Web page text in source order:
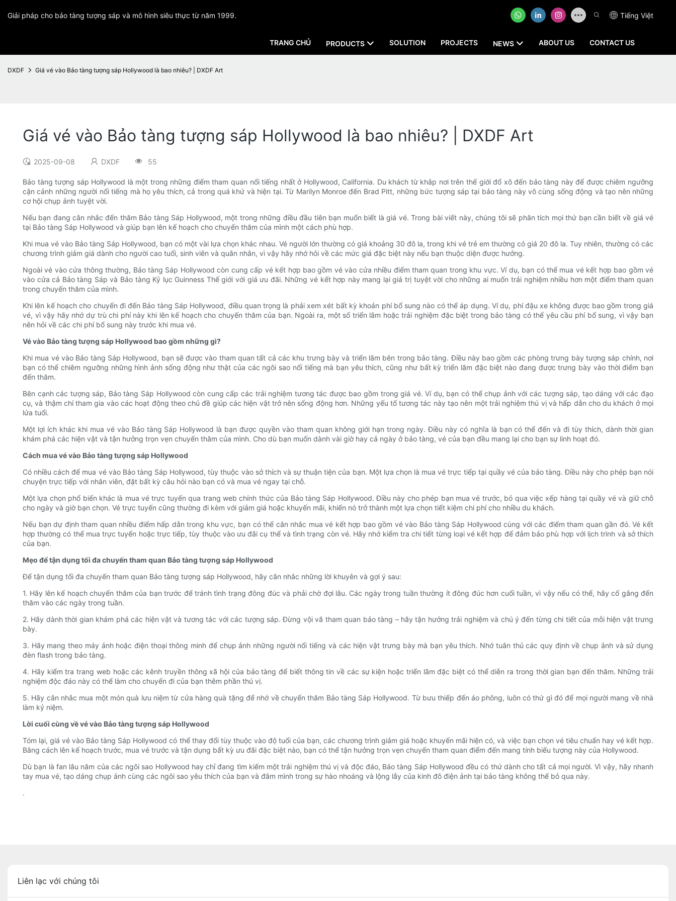
Giải pháp cho bảo tàng tượng sáp và mô hình siêu thực từ năm 1999. Tiếng Việt
TRANG CHỦ PRODUCTS SOLUTION PROJECTS NEWS ABOUT US CONTACT US
DXDF Giá vé vào Bảo tàng tượng sáp Hollywood là bao nhiêu? | DXDF Art
Giá vé vào Bảo tàng tượng sáp Hollywood là bao nhiêu? | DXDF Art
2025-09-08 DXDF 55
Bảo tàng tượng sáp Hollywood là một trong những điểm tham quan nổi tiếng nhất ở Hollywood, California. Du khách từ khắp nơi trên thế giới đổ xô đến bảo tàng này để được chiêm ngưỡng
cận cảnh những người nổi tiếng mà họ yêu thích, cả trong quá khứ và hiện tại. Từ Marilyn Monroe đến Brad Pitt, những bức tượng sáp tại bảo tàng này vô cùng sống động và tạo nên những
cơ hội chụp ảnh tuyệt vời.
Nếu bạn đang cân nhắc đến thăm Bảo tàng Sáp Hollywood, một trong những điều đầu tiên bạn muốn biết là giá vé. Trong bài viết này, chúng tôi sẽ phân tích mọi thứ bạn cần biết về giá vé
tại Bảo tàng Sáp Hollywood và giúp bạn lên kế hoạch cho chuyến thăm của mình một cách phù hợp.
Khi mua vé vào Bảo tàng Sáp Hollywood, bạn có một vài lựa chọn khác nhau. Vé người lớn thường có giá khoảng 30 đô la, trong khi vé trẻ em thường có giá 20 đô la. Tuy nhiên, thường có các
chương trình giảm giá dành cho người cao tuổi, sinh viên và quân nhân, vì vậy hãy nhớ hỏi về các mức giá đặc biệt này nếu bạn thuộc diện được hưởng.
Ngoài vé vào cửa thông thường, Bảo tàng Sáp Hollywood còn cung cấp vé kết hợp bao gồm vé vào cửa nhiều điểm tham quan trong khu vực. Ví dụ, bạn có thể mua vé kết hợp bao gồm vé
vào cửa cả Bảo tàng Sáp và Bảo tàng Kỷ lục Guinness Thế giới với giá ưu đãi. Những vé kết hợp này mang lại giá trị tuyệt vời cho những ai muốn trải nghiệm nhiều hơn một điểm tham quan
trong chuyến thăm của mình.
Khi lên kế hoạch cho chuyến đi đến Bảo tàng Sáp Hollywood, điều quan trọng là phải xem xét bất kỳ khoản phí bổ sung nào có thể áp dụng. Ví dụ, phí đậu xe không được bao gồm trong giá
vé, vì vậy hãy nhớ dự trù chi phí này khi lên kế hoạch cho chuyến thăm của bạn. Ngoài ra, một số triển lãm hoặc trải nghiệm đặc biệt trong bảo tàng có thể yêu cầu phí bổ sung, vì vậy bạn
nên hỏi về các chi phí bổ sung này trước khi mua vé.
Vé vào Bảo tàng tượng sáp Hollywood bao gồm những gì?
Khi mua vé vào Bảo tàng Sáp Hollywood, bạn sẽ được vào tham quan tất cả các khu trưng bày và triển lãm bên trong bảo tàng. Điều này bao gồm các phòng trưng bày tượng sáp chính, nơi
bạn có thể chiêm ngưỡng những hình ảnh sống động như thật của các ngôi sao nổi tiếng mà bạn yêu thích, cũng như bất kỳ triển lãm đặc biệt nào đang được trưng bày vào thời điểm bạn
đến thăm.
Bên cạnh các tượng sáp, Bảo tàng Sáp Hollywood còn cung cấp các trải nghiệm tương tác được bao gồm trong giá vé. Ví dụ, bạn có thể chụp ảnh với các tượng sáp, tạo dáng với các đạo
cụ, và thậm chí tham gia vào các hoạt động theo chủ đề giúp các hiện vật trở nên sống động hơn. Những yếu tố tương tác này tạo nên một trải nghiệm thú vị và hấp dẫn cho du khách ở mọi
lứa tuổi.
Một lợi ích khác khi mua vé vào Bảo tàng Sáp Hollywood là bạn được quyền vào tham quan không giới hạn trong ngày. Điều này có nghĩa là bạn có thể đến và đi tùy thích, dành thời gian
khám phá các hiện vật và tận hưởng trọn vẹn chuyến thăm của mình. Cho dù bạn muốn dành vài giờ hay cả ngày ở bảo tàng, vé của bạn đều mang lại cho bạn sự linh hoạt đó.
Cách mua vé vào Bảo tàng tượng sáp Hollywood
Có nhiều cách để mua vé vào Bảo tàng Sáp Hollywood, tùy thuộc vào sở thích và sự thuận tiện của bạn. Một lựa chọn là mua vé trực tiếp tại quầy vé của bảo tàng. Điều này cho phép bạn nói
chuyện trực tiếp với nhân viên, đặt bất kỳ câu hỏi nào bạn có và mua vé ngay tại chỗ.
Một lựa chọn phổ biến khác là mua vé trực tuyến qua trang web chính thức của Bảo tàng Sáp Hollywood. Điều này cho phép bạn mua vé trước, bỏ qua việc xếp hàng tại quầy vé và giữ chỗ
cho ngày và giờ bạn chọn. Vé trực tuyến cũng thường đi kèm với giảm giá hoặc khuyến mãi, khiến nó trở thành một lựa chọn tiết kiệm chi phí cho nhiều du khách.
Nếu bạn dự định tham quan nhiều điểm hấp dẫn trong khu vực, bạn có thể cân nhắc mua vé kết hợp bao gồm vé vào Bảo tàng Sáp Hollywood cùng với các điểm tham quan gần đó. Vé kết
hợp thường có thể mua trực tuyến hoặc trực tiếp, tùy thuộc vào ưu đãi cụ thể và tình trạng còn vé. Hãy nhớ kiểm tra chi tiết từng loại vé kết hợp để đảm bảo phù hợp với lịch trình và sở thích
của bạn.
Mẹo để tận dụng tối đa chuyến tham quan Bảo tàng tượng sáp Hollywood
Để tận dụng tối đa chuyến tham quan Bảo tàng tượng sáp Hollywood, hãy cân nhắc những lời khuyên và gợi ý sau:
1. Hãy lên kế hoạch chuyến thăm của bạn trước để tránh tình trạng đông đúc và phải chờ đợi lâu. Các ngày trong tuần thường ít đông đúc hơn cuối tuần, vì vậy nếu có thể, hãy cố gắng đến
thăm vào các ngày trong tuần.
2. Hãy dành thời gian khám phá các hiện vật và tương tác với các tượng sáp. Đừng vội vã tham quan bảo tàng – hãy tận hưởng trải nghiệm và chú ý đến từng chi tiết của mỗi hiện vật trưng
bày.
3. Hãy mang theo máy ảnh hoặc điện thoại thông minh để chụp ảnh những người nổi tiếng và các hiện vật trưng bày mà bạn yêu thích. Nhớ tuân thủ các quy định về chụp ảnh và sử dụng
đèn flash trong bảo tàng.
4. Hãy kiểm tra trang web hoặc các kênh truyền thông xã hội của bảo tàng để biết thông tin về các sự kiện hoặc triển lãm đặc biệt có thể diễn ra trong thời gian bạn đến thăm. Những trải
nghiệm độc đáo này có thể làm cho chuyến đi của bạn thêm phần thú vị.
5. Hãy cân nhắc mua một món quà lưu niệm từ cửa hàng quà tặng để nhớ về chuyến thăm Bảo tàng Sáp Hollywood. Từ bưu thiếp đến áo phông, luôn có thứ gì đó để mọi người mang về nhà
làm kỷ niệm.
Lời cuối cùng về vé vào Bảo tàng tượng sáp Hollywood
Tóm lại, giá vé vào Bảo tàng Sáp Hollywood có thể thay đổi tùy thuộc vào độ tuổi của bạn, các chương trình giảm giá hoặc khuyến mãi hiện có, và việc bạn chọn vé tiêu chuẩn hay vé kết hợp.
Bằng cách lên kế hoạch trước, mua vé trước và tận dụng bất kỳ ưu đãi đặc biệt nào, bạn có thể tận hưởng trọn vẹn chuyến tham quan điểm đến mang tính biểu tượng này của Hollywood.
Dù bạn là fan lâu năm của các ngôi sao Hollywood hay chỉ đang tìm kiếm một trải nghiệm thú vị và độc đáo, Bảo tàng Sáp Hollywood đều có thứ dành cho tất cả mọi người. Vì vậy, hãy nhanh
tay mua vé, tạo dáng chụp ảnh cùng các ngôi sao yêu thích của bạn và đắm mình trong sự hào nhoáng và lộng lẫy của kinh đô điện ảnh tại bảo tàng không thể bỏ qua này.
.
Liên lạc với chúng tôi